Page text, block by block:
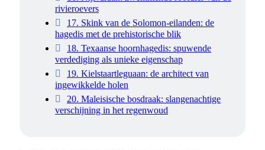
rivieroevers
17. Skink van de Solomon-eilanden: de
hagedis met de prehistorische blik
18. Texaanse hoornhagedis: spuwende
verdediging als unieke eigenschap
19. Kielstaartleguaan: de architect van
ingewikkelde holen
20. Maleisische bosdraak: slangenachtige
verschijning in het regenwoud